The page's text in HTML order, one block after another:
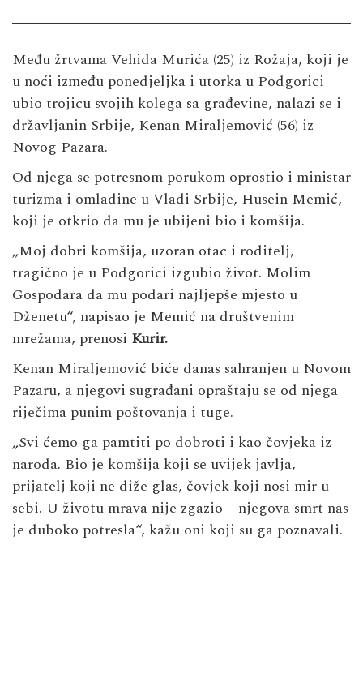
Među žrtvama Vehida Murića (25) iz Rožaja, koji je
u noći između ponedjeljka i utorka u Podgorici
ubio trojicu svojih kolega sa građevine, nalazi se i
državljanin Srbije, Kenan Miraljemović (56) iz
Novog Pazara.
Od njega se potresnom porukom oprostio i ministar
turizma i omladine u Vladi Srbije, Husein Memić,
koji je otkrio da mu je ubijeni bio i komšija.
„Moj dobri komšija, uzoran otac i roditelj,
tragično je u Podgorici izgubio život. Molim
Gospodara da mu podari najljepše mjesto u
Dženetu“, napisao je Memić na društvenim
mrežama, prenosi Kurir.
Kenan Miraljemović biće danas sahranjen u Novom
Pazaru, a njegovi sugrađani opraštaju se od njega
riječima punim poštovanja i tuge.
„Svi ćemo ga pamtiti po dobroti i kao čovjeka iz
naroda. Bio je komšija koji se uvijek javlja,
prijatelj koji ne diže glas, čovjek koji nosi mir u
sebi. U životu mrava nije zgazio – njegova smrt nas
je duboko potresla“, kažu oni koji su ga poznavali.